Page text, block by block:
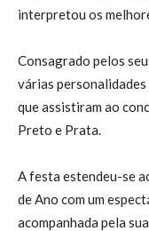
interpretou os
Consagrado pelos
várias
queassistiram ao conc
Preto e Prata.
A festa estendeu-se
de Ano com um
acompanhada pela